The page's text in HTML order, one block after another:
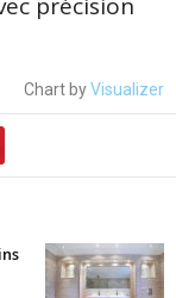
Chart byVisualizer